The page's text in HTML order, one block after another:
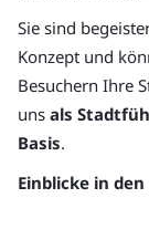
Sie sind
Konzept und
Besuchern Ihre
uns als
Basis.
Einblicke in